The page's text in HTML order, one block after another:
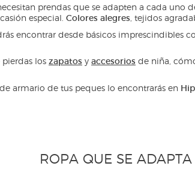
prendas que se adapten a cada uno
especial. Colores alegres, tejidos
encontrar desde básicos imprescindibles
los zapatos y accesorios de niña,
armario de tus peques lo encontrarás en
ROPA QUE SE